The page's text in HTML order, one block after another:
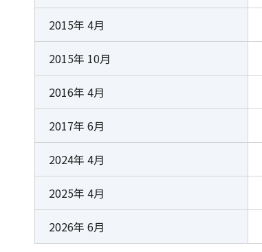
2015年 4月
2015年 10月
2016年 4月
2017年 6月
2024年 4月
2025年 4月
2026年 6月